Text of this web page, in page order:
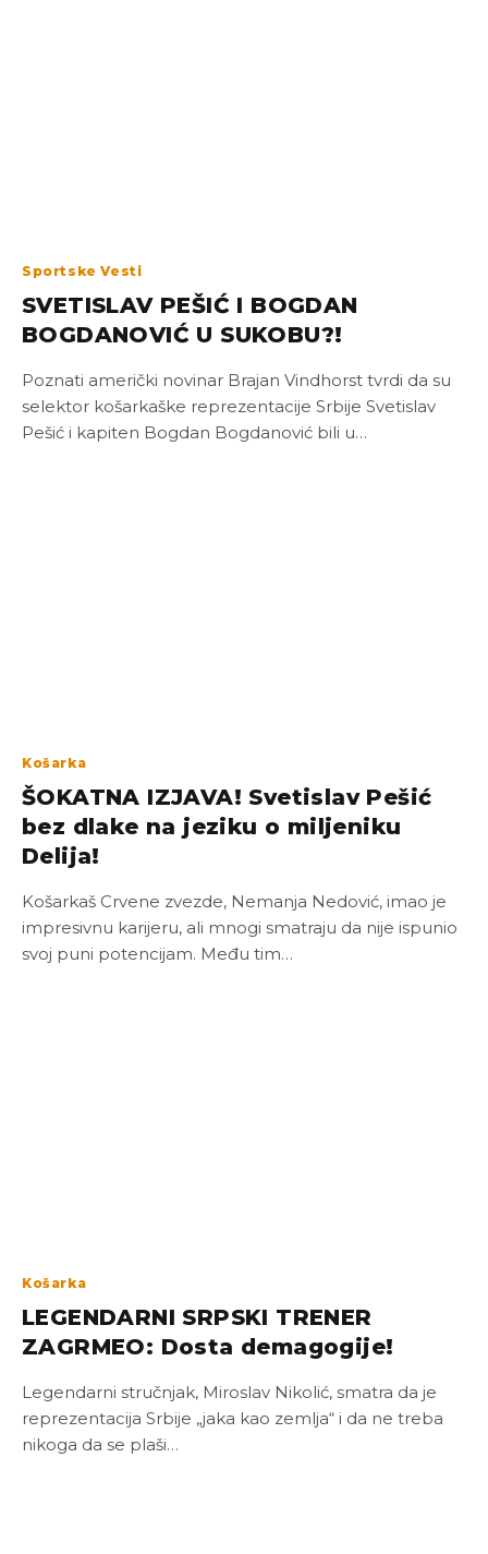
Sportske Vesti
SVETISLAV PEŠIĆ I BOGDAN
BOGDANOVIĆ U SUKOBU?!
Poznati američki novinar Brajan Vindhorst tvrdi da su
selektor košarkaške reprezentacije Srbije Svetislav
Pešić i kapiten Bogdan Bogdanović bili u…
Košarka
ŠOKATNA IZJAVA! Svetislav Pešić
bez dlake na jeziku o miljeniku
Delija!
Košarkaš Crvene zvezde, Nemanja Nedović, imao je
impresivnu karijeru, ali mnogi smatraju da nije ispunio
svoj puni potencijam. Među tim…
Košarka
LEGENDARNI SRPSKI TRENER
ZAGRMEO: Dosta demagogije!
Legendarni stručnjak, Miroslav Nikolić, smatra da je
reprezentacija Srbije „jaka kao zemlja“ i da ne treba
nikoga da se plaši…